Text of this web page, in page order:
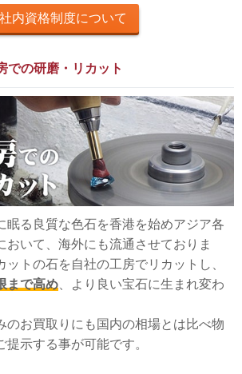
社内資格制度について
での研磨・リカット
眠る良質な色石を香港を始めアジア各
おいて、海外にも流通させておりま
ットの石を自社の工房でリカットし、
まで高め 、より良い宝石に生まれ変わ
のお買取りにも国内の相場とは比べ物
示する事が可能です。